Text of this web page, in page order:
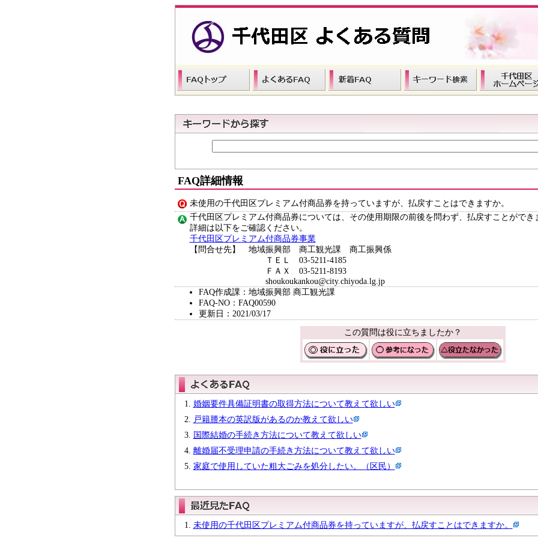
FAQ詳細情報
未使用の千代田区プレミアム付商品券を持っていますが、払戻すことはできますか。
千代田区プレミアム付商品券については、その使用期限の前後を問わず、払戻すことができ
詳細は以下をご確認ください。
千代田区プレミアム付商品券事業
【問合せ先】 地域振興部 商工観光課 商工振興係
ＴＥＬ 03-5211-4185
ＦＡＸ 03-5211-8193
shoukoukankou@city.chiyoda.lg.jp
FAQ作成課：地域振興部 商工観光課
FAQ-NO：FAQ00590
更新日：2021/03/17
この質問は役に立ちましたか？
婚姻要件具備証明書の取得方法について教えて欲しい
戸籍謄本の英訳版があるのか教えて欲しい
国際結婚の手続き方法について教えて欲しい
離婚届不受理申請の手続き方法について教えて欲しい
家庭で使用していた粗大ごみを処分したい。（区民）
未使用の千代田区プレミアム付商品券を持っていますが、払戻すことはできますか。